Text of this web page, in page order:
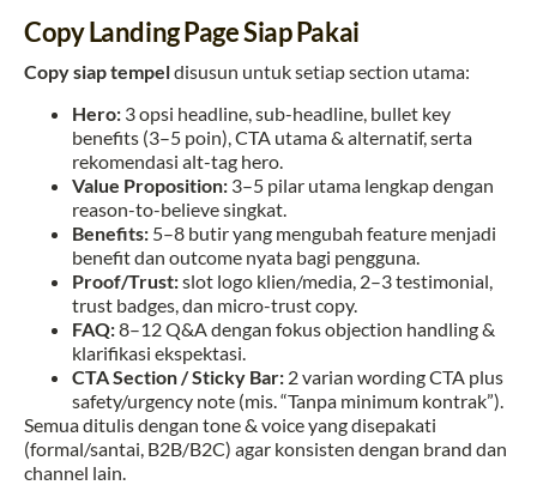
Copy Landing Page Siap Pakai
Copy siap tempeldisusun untuk setiap section utama:
Hero: 3 opsi headline, sub-headline, bullet key
benefits (3–5 poin), CTA utama & alternatif, serta
rekomendasi alt-tag hero.
Value Proposition: 3–5 pilar utama lengkap dengan
reason-to-believe singkat.
Benefits: 5–8 butir yang mengubah feature menjadi
benefit dan outcome nyata bagi pengguna.
Proof/Trust:slot logo klien/media, 2–3 testimonial,
trust badges, dan micro-trust copy.
FAQ:8–12 Q&A dengan fokus objection handling &
klarifikasi ekspektasi.
CTA Section / Sticky Bar: 2 varian wording CTA plus
safety/urgency note (mis. “Tanpa minimum kontrak”).
Semua ditulis dengan tone & voice yang disepakati
(formal/santai, B2B/B2C) agar konsisten dengan brand dan
channel lain.